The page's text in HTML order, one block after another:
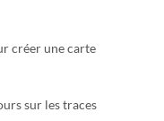
créer une carte
sur les traces